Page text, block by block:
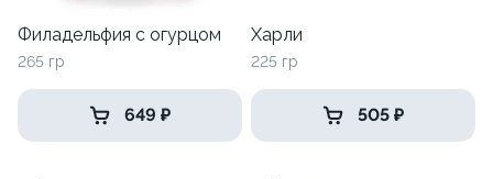
Филадельфия с огурцом
265 гр
649 ₽
Харли
225 гр
505 ₽